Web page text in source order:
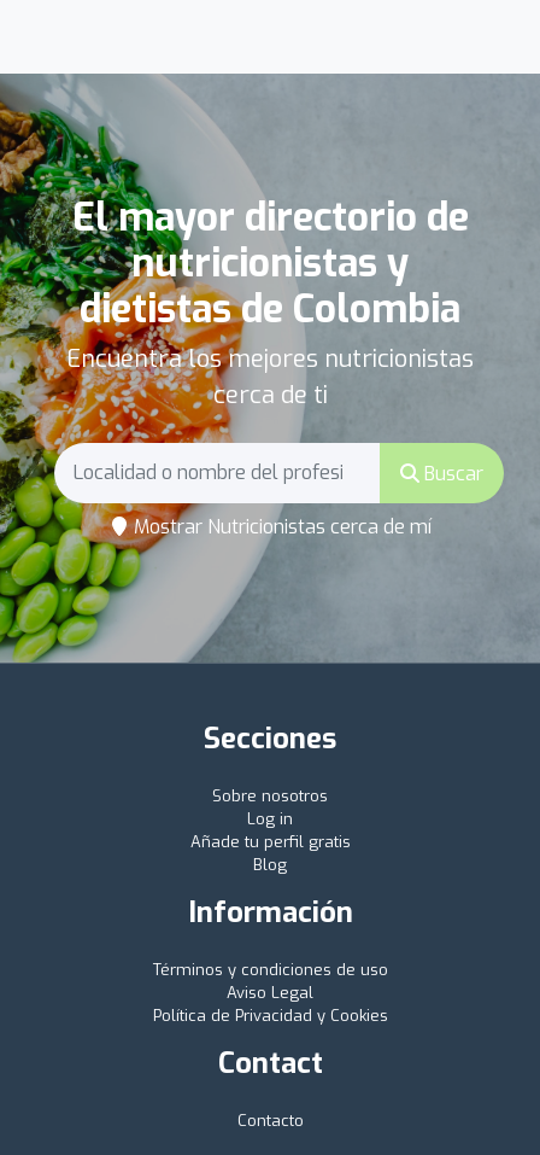
El mayor directorio de
nutricionistas y
dietistas de Colombia
Encuentra los mejores nutricionistas
cerca de ti
Buscar
Mostrar Nutricionistas cerca de mí
Secciones
Sobre nosotros
Log in
Añade tu perfil gratis
Blog
Información
Términos y condiciones de uso
Aviso Legal
Política de Privacidad y Cookies
Contact
Contacto